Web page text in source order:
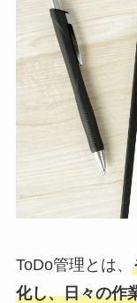
ToDo管理とは、
化し、日々の作